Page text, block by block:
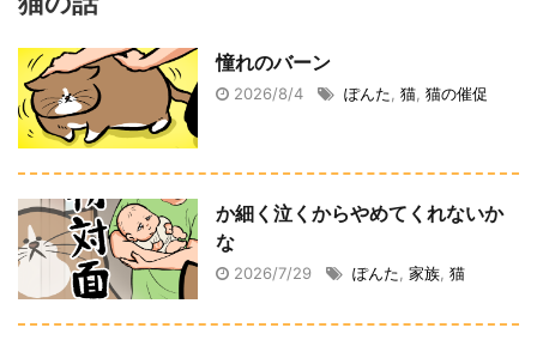
憧れのバーン
2026/8/4 ぽんた 猫 猫の催促
か細く泣くからやめてくれないか
な
2026/7/29 ぽんた 家族 猫